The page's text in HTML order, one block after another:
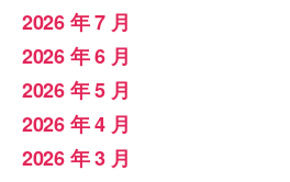
2026 年 7 月
2026 年 6 月
2026 年 5 月
2026 年 4 月
2026 年 3 月